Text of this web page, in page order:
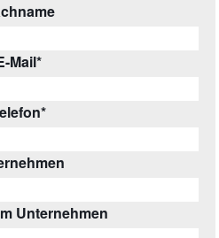
Mail*
*
Unternehmen